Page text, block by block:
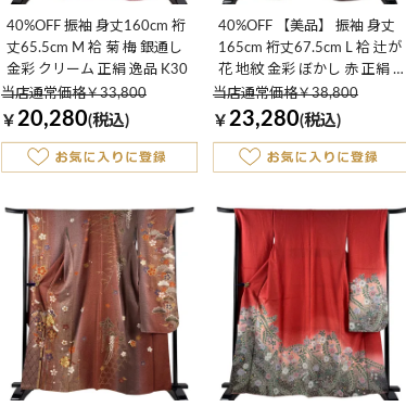
40%OFF 振袖 身丈160cm 裄
丈65.5cm M 袷 菊 梅 銀通し
金彩 クリーム 正絹 逸品 K30
当店通常価格￥33,800
￥ 20,280(税込)
40%OFF 【美品】 振袖 身丈
165cm 裄丈67.5cm L 袷 辻が
花 地紋 金彩 ぼかし 赤 正絹 逸
品 K30
当店通常価格￥38,800
￥ 23,280(税込)